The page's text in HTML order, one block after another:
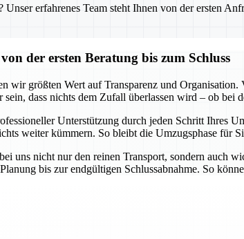
erfahrenes Team steht Ihnen von der ersten
der ersten Beratung bis zum Schluss
größten Wert auf Transparenz und
dass nichts dem Zufall überlassen wird – ob
Unterstützung durch jeden Schritt Ihres
weiter kümmern. So bleibt die Umzugsphase für
uns nicht nur den reinen Transport, sondern auch
bis zur endgültigen Schlussabnahme. So